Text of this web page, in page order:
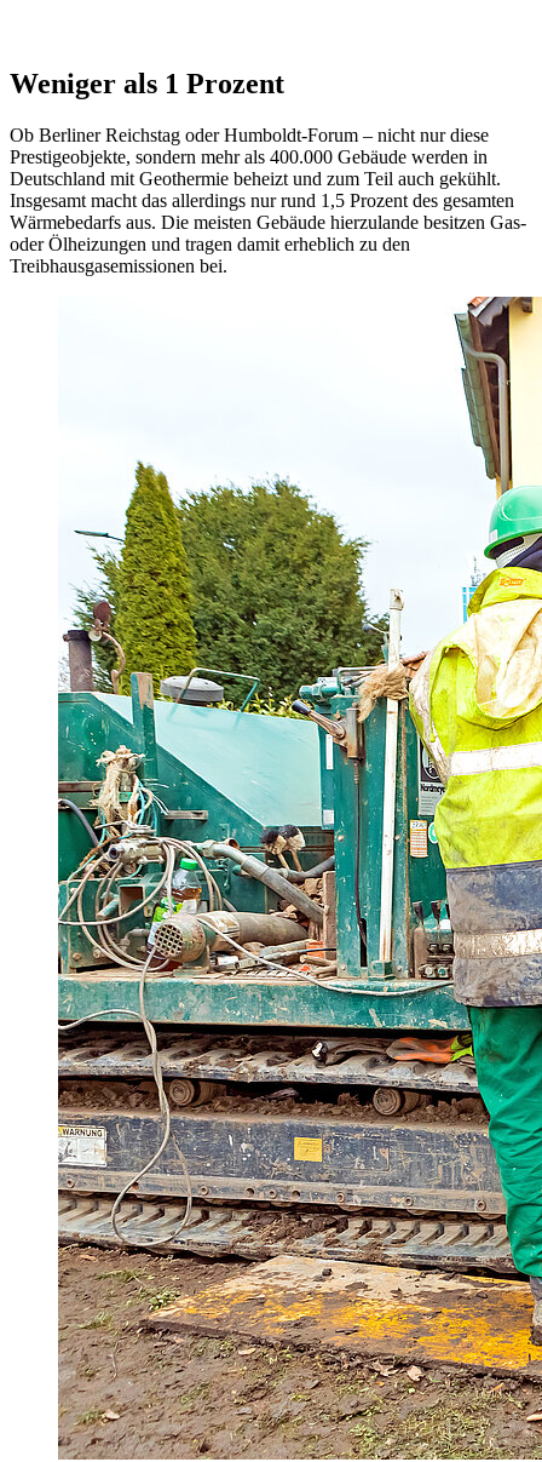
Weniger als 1 Prozent
Ob Berliner Reichstag oder Humboldt-Forum – nicht nur diese
Prestigeobjekte, sondern mehr als 400.000 Gebäude werden in
Deutschland mit Geothermie beheizt und zum Teil auch gekühlt.
Insgesamt macht das allerdings nur rund 1,5 Prozent des gesamten
Wärmebedarfs aus. Die meisten Gebäude hierzulande besitzen Gas-
oder Ölheizungen und tragen damit erheblich zu den
Treibhausgasemissionen bei.